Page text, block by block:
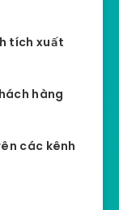
tích xuất
hàng
các kênh